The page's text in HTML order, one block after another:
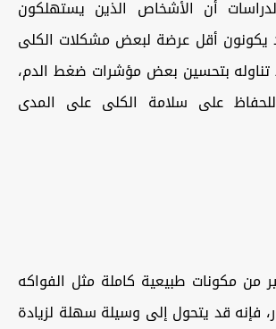
أن الأشخاص الذين يستهلكون
يكونون أقل عرضة لبعض مشكلات الكلى
تناوله بتحسين بعض مؤشرات ضغط الدم،
على سلامة الكلى على المدى
من مكونات طبيعية كاملة مثل الفواكه
فإنه قد يتحول إلى وسيلة سهلة لزيادة